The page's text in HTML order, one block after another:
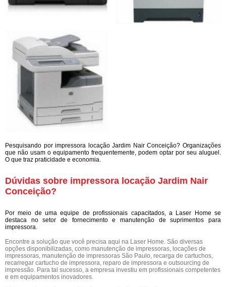
Pesquisando por impressora locação Jardim Nair Conceição? Organizações
que não usam o equipamento frequentemente, podem optar por seu aluguel.
O que traz praticidade e economia.
Dúvidas sobre impressora locação Jardim Nair
Conceição?
Por meio de uma equipe de profissionais capacitados, a Laser Home se
destaca no setor de fornecimento e manutenção de suprimentos para
impressora.
Encontre a solução que você precisa aqui na Laser Home. São diversas
opções disponibilizadas, como manutenção de impressoras, locações de
impressoras, manutenção de impressoras São Paulo, recarga de cartuchos,
recarregar cartucho de impressora, reparo de impressora e outsourcing de
impressão. Para tal sucesso, a empresa investiu em profissionais competentes
e em equipamentos inovadores.